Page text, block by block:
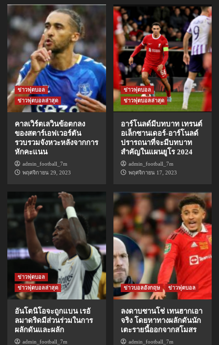
ข่าวฟุตบอล
ข่าวฟุตบอลล่าสุด
คาลเวิร์ตเลวินข้อตกลง
ของสตาร์เอฟเวอร์ตัน
รวบรวมจังหวะหลังจากการ
หักคะแนน
admin_football_7m
พฤศจิกายน 29, 2023
ข่าวฟุตบอล
ข่าวฟุตบอลล่าสุด
อาร์โนลด์มีบทบาท เทรนต์
อเล็กซานเดอร์-อาร์โนลด์
ปรารถนาที่จะมีบทบาท
สำคัญในแผนยูโร 2024
admin_football_7m
พฤศจิกายน 17, 2023
ข่าวฟุตบอล
ข่าวฟุตบอลล่าสุด
อันโตนิโอจะถูกแบน เรอั
ลมาดริดมีส่วนร่วมในการ
ผลักดันและผลัก
admin_football_7m
ข่าวบอลอังกฤษ ข่าวฟุตบอล
ลงดาบซานโช่ เทนฮากเอา
จริง โดยหาทางผลักดันนัก
เตะรายนี้ออกจากสโมสร
admin_football_7m